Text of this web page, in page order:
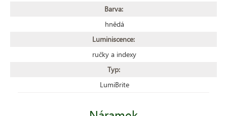
Barva:
hnědá
Luminiscence:
ručky a indexy
Typ:
LumiBrite